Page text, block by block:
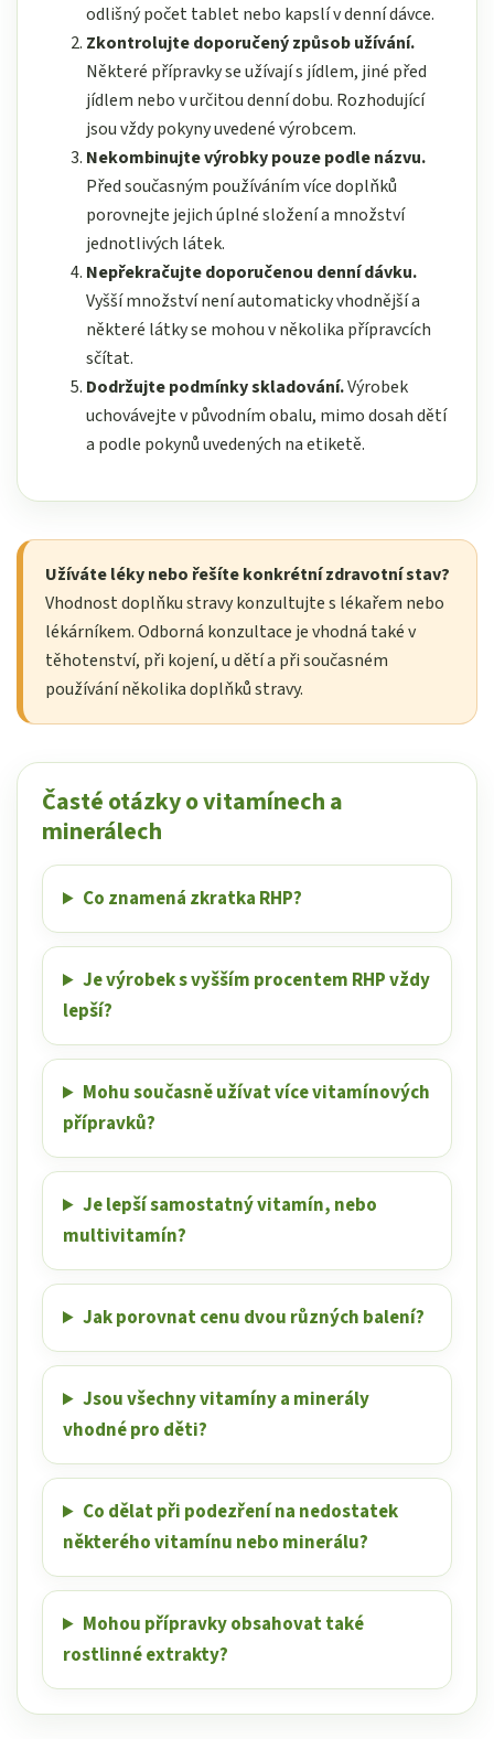
odlišný počet tablet nebo kapslí v denní dávce.
Zkontrolujte doporučený způsob užívání.
Některé přípravky se užívají s jídlem, jiné před
jídlem nebo v určitou denní dobu. Rozhodující
jsou vždy pokyny uvedené výrobcem.
Nekombinujte výrobky pouze podle názvu.
Před současným používáním více doplňků
porovnejte jejich úplné složení a množství
jednotlivých látek.
Nepřekračujte doporučenou denní dávku.
Vyšší množství není automaticky vhodnější a
některé látky se mohou v několika přípravcích
sčítat.
Dodržujte podmínky skladování.Výrobek
uchovávejte v původním obalu, mimo dosah dětí
a podle pokynů uvedených na etiketě.
Užíváte léky nebo řešíte konkrétní zdravotní stav?
Vhodnost doplňku stravy konzultujte s lékařem nebo
lékárníkem. Odborná konzultace je vhodná také v
těhotenství, při kojení, u dětí a při současném
používání několika doplňků stravy.
Časté otázky o vitamínech a
minerálech
Co znamená zkratka RHP?
Je výrobek s vyšším procentem RHP vždy
lepší?
Mohu současně užívat více vitamínových
přípravků?
Je lepší samostatný vitamín, nebo
multivitamín?
Jak porovnat cenu dvou různých balení?
Jsou všechny vitamíny a minerály
vhodné pro děti?
Co dělat při podezření na nedostatek
některého vitamínu nebo minerálu?
Mohou přípravky obsahovat také
rostlinné extrakty?